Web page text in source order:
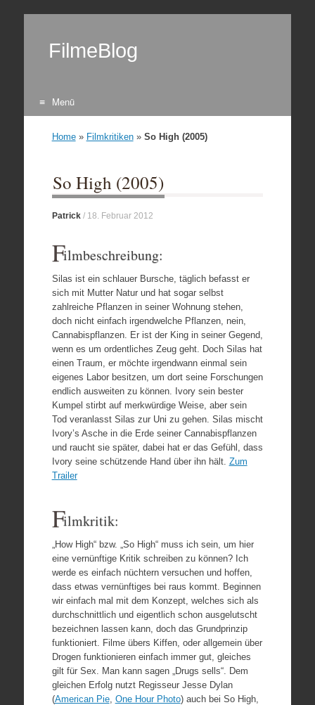
FilmeBlog
Menü
Home» Filmkritiken» So High (2005)
So High (2005)
Patrick/ 18. Februar 2012
Filmbeschreibung:
Silas ist ein schlauer Bursche, täglich befasst er
sich mit Mutter Natur und hat sogar selbst
zahlreiche Pflanzen in seiner Wohnung stehen,
doch nicht einfach irgendwelche Pflanzen, nein,
Cannabispflanzen. Er ist der King in seiner Gegend,
wenn es um ordentliches Zeug geht. Doch Silas hat
einen Traum, er möchte irgendwann einmal sein
eigenes Labor besitzen, um dort seine Forschungen
endlich ausweiten zu können. Ivory sein bester
Kumpel stirbt auf merkwürdige Weise, aber sein
Tod veranlasst Silas zur Uni zu gehen. Silas mischt
Ivory’s Asche in die Erde seiner Cannabispflanzen
und raucht sie später, dabei hat er das Gefühl, dass
Ivory seine schützende Hand über ihn hält. Zum
Trailer
Filmkritik:
„How High“ bzw. „So High“ muss ich sein, um hier
eine vernünftige Kritik schreiben zu können? Ich
werde es einfach nüchtern versuchen und hoffen,
dass etwas vernünftiges bei raus kommt. Beginnen
wir einfach mal mit dem Konzept, welches sich als
durchschnittlich und eigentlich schon ausgelutscht
bezeichnen lassen kann, doch das Grundprinzip
funktioniert. Filme übers Kiffen, oder allgemein über
Drogen funktionieren einfach immer gut, gleiches
gilt für Sex. Man kann sagen „Drugs sells“. Dem
gleichen Erfolg nutzt Regisseur Jesse Dylan
(American Pie, One Hour Photo) auch bei So High,